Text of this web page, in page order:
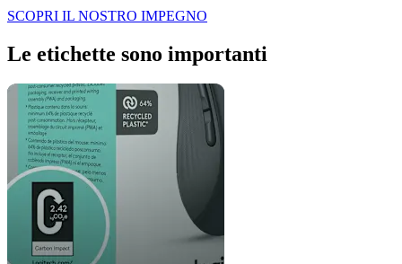
SCOPRI IL NOSTRO IMPEGNO
Le etichette sono importanti